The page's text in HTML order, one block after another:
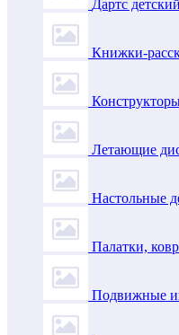
Дартс детский
Книжки-
Летающие
Настольные
Палатки,
Подвижные